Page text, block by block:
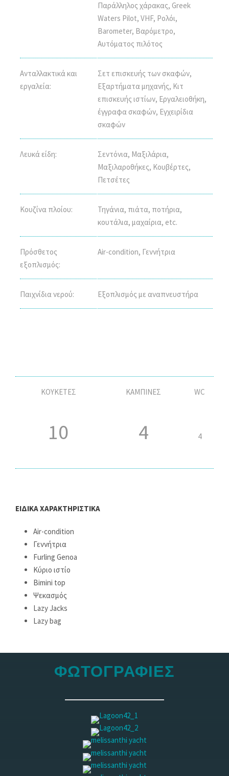
Παράλληλος χάρακας, Greek
Waters Pilot, VHF, Ρολόι,
Barometer, Βαρόμετρο,
Αυτόματος πιλότος
Ανταλλακτικά και
εργαλεία:
Σετ επισκευής των σκαφών,
Εξαρτήματα μηχανής, Κιτ
επισκευής ιστίων, Εργαλειοθήκη,
έγγραφα σκαφών, Εγχειρίδια
σκαφών
Λευκά είδη:
Σεντόνια, Μαξιλάρια,
Μαξιλαροθήκες, Κουβέρτες,
Πετσέτες
Κουζίνα πλοίου:
Τηγάνια, πιάτα, ποτήρια,
κουτάλια, μαχαίρια, etc.
Πρόσθετος
εξοπλισμός:
Air-condition, Γεννήτρια
Παιχνίδια νερού: Εξοπλισμός με αναπνευστήρα
ΚΟΥΚΕΤΕΣ ΚΑΜΠΙΝΕΣ WC
10 4 4
ΕΙΔΙΚΑ ΧΑΡΑΚΤΗΡΙΣΤΙΚΑ
Air-condition
Γεννήτρια
Furling Genoa
Κύριο ιστίο
Bimini top
Ψεκασμός
Lazy Jacks
Lazy bag
ΦΩΤΟΓΡΑΦΙΕΣ